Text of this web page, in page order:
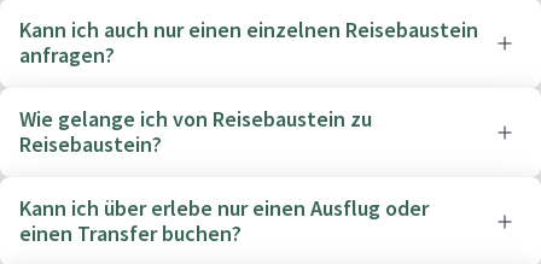
Kann ich auch nur einen einzelnen Reisebaustein
anfragen?
Wie gelange ich von Reisebaustein zu
Reisebaustein?
Kann ich über erlebe nur einen Ausflug oder
einen Transfer buchen?